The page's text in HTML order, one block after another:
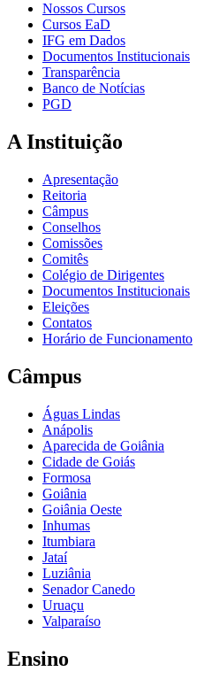
Nossos Cursos
Cursos EaD
IFG em Dados
Documentos Institucionais
Transparência
Banco de Notícias
PGD
A Instituição
Apresentação
Reitoria
Câmpus
Conselhos
Comissões
Comitês
Colégio de Dirigentes
Documentos Institucionais
Eleições
Contatos
Horário de Funcionamento
Câmpus
Águas Lindas
Anápolis
Aparecida de Goiânia
Cidade de Goiás
Formosa
Goiânia
Goiânia Oeste
Inhumas
Itumbiara
Jataí
Luziânia
Senador Canedo
Uruaçu
Valparaíso
Ensino